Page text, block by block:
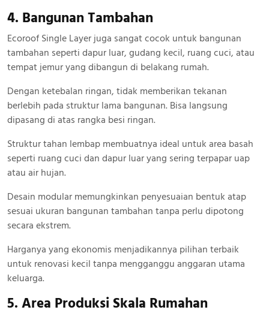
4. Bangunan Tambahan
Ecoroof Single Layer juga sangat cocok untuk bangunan
tambahan seperti dapur luar, gudang kecil, ruang cuci, atau
tempat jemur yang dibangun di belakang rumah.
Dengan ketebalan ringan, tidak memberikan tekanan
berlebih pada struktur lama bangunan. Bisa langsung
dipasang di atas rangka besi ringan.
Struktur tahan lembap membuatnya ideal untuk area basah
seperti ruang cuci dan dapur luar yang sering terpapar uap
atau air hujan.
Desain modular memungkinkan penyesuaian bentuk atap
sesuai ukuran bangunan tambahan tanpa perlu dipotong
secara ekstrem.
Harganya yang ekonomis menjadikannya pilihan terbaik
untuk renovasi kecil tanpa mengganggu anggaran utama
keluarga.
5. Area Produksi Skala Rumahan